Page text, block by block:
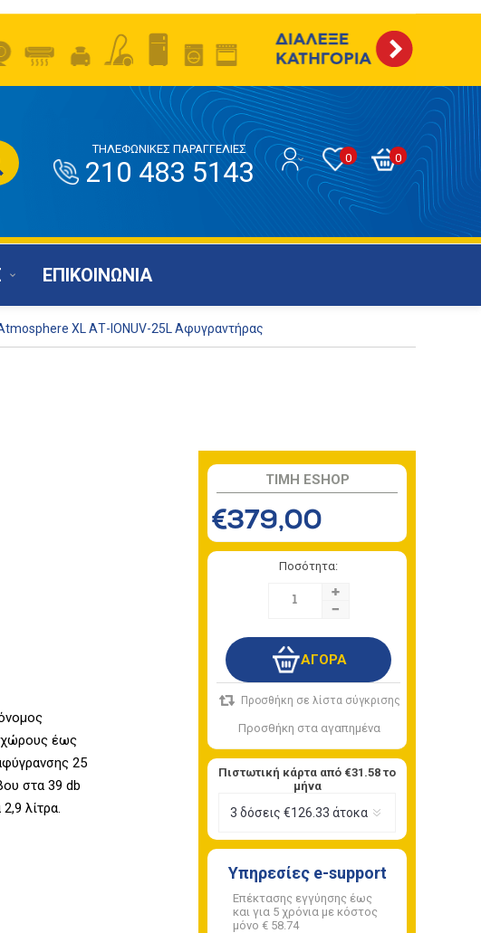
0
0
ΤΗΛΕΦΩΝΙΚΕΣ ΠΑΡΑΓΓΕΛΙΕΣ
210 483 5143
ΕΠΙΚΟΙΝΩΝΙΑ
Atmosphere XL ΑΤ-IONUV-25L Αφυγραντήρας
χώρους έως
25
στα 39 db
λίτρα.
TIMH ESHOP
€379,00
Ποσότητα:
+
-
Πιστωτική κάρτα από €31.58 το
μήνα
Υπηρεσίες e-support
Επέκτασης εγγύησης έως
και για 5 χρόνια με κόστος
μόνο € 58.74